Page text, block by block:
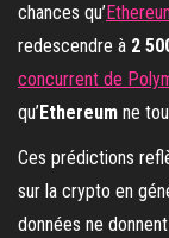
chances qu’
redescendre à 2
concurrent de
qu’Ethereum ne
Ces prédictions
sur la crypto en
données ne